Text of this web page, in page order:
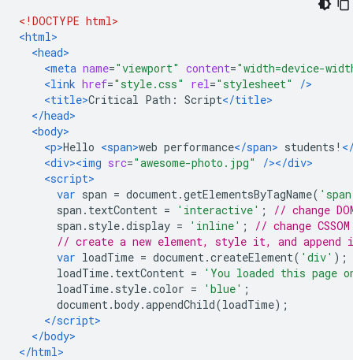
<!DOCTYPE html>
<html>
<head>
<meta name="viewport" content="width=device-
<link href="style.css" rel="stylesheet"
/>
<title>Critical Path: Script</title>
</head>
<body>
<p>Hello <span>web performance</span> students!
<div><img src="awesome-photo.jpg"
/></div>
<script>
var span = document.getElementsByTagName(
span . textContent = 'interactive' ;
// change
span . style.display = 'inline' ;
// change
// create a new element, style it, and append
var loadTime = document.createElement( 'div' );
loadTime. textContent =
'You loaded this page
loadTime. style.color = 'blue' ;
document.body.appendChild(loadTime);
</script>
</body>
</html>